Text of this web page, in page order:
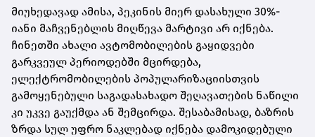
მიუხედავად ამისა, პეკინის მიერ დასახული 30%-
იანი მაჩვენებლის მიღწევა მარტივი არ იქნება.
ჩინეთში ახალი ავტომობილების გაყიდვები
გარკვეულ პერიოდებში მცირდება,
ელექტრომობილების პოპულარიზაციისთვის
გამოყენებული საგადასახადო შეღავათების ნაწილი
კი უკვე გაუქმდა ან შემცირდა. შესაბამისად, ბაზრის
ზრდა სულ უფრო ნაკლებად იქნება დამოკიდებული